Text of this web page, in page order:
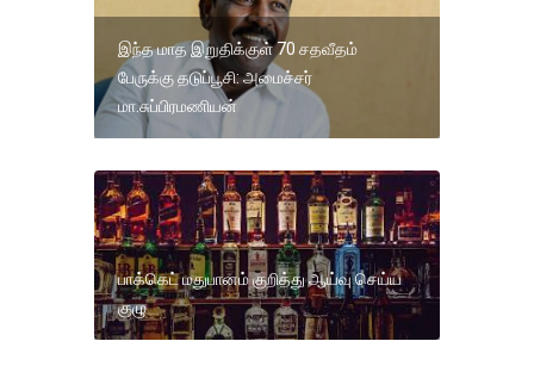
இந்த மாத இறுதிக்குள் 70 சதவீதம்
பேருக்கு தடுப்பூசி: அமைச்சர்
மா.சுப்பிரமணியன்
பாக்கெட் மதுபானம் குறித்து ஆய்வு செய்ய
குழு